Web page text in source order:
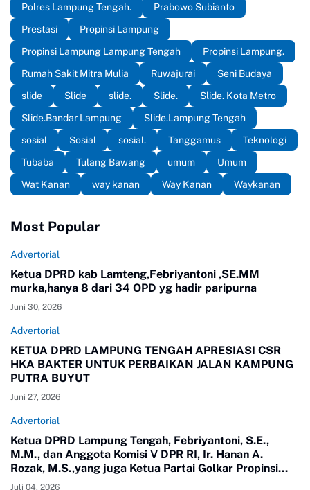
Polres Lampung Tengah.
Prabowo Subianto
Prestasi
Propinsi Lampung
Propinsi Lampung Lampung Tengah
Propinsi Lampung.
Rumah Sakit Mitra Mulia
Ruwajurai
Seni Budaya
slide
Slide slide. Slide.
Slide. Kota Metro
Slide.Bandar Lampung
Slide.Lampung Tengah
sosial
Sosial sosial. Tanggamus
Teknologi
Tubaba
Tulang Bawang umum
Umum
Wat Kanan
way kanan Way Kanan Waykanan
Most Popular
Advertorial
Ketua DPRD kab Lamteng,Febriyantoni ,SE.MM
murka,hanya 8 dari 34 OPD yg hadir paripurna
Juni 30, 2026
Advertorial
KETUA DPRD LAMPUNG TENGAH APRESIASI CSR
HKA BAKTER UNTUK PERBAIKAN JALAN KAMPUNG
PUTRA BUYUT
Juni 27, 2026
Advertorial
Ketua DPRD Lampung Tengah, Febriyantoni, S.E.,
M.M., dan Anggota Komisi V DPR RI, Ir. Hanan A.
Rozak, M.S.,yang juga Ketua Partai Golkar Propinsi
Lampung meninjau langsung jalan di Kampung Putra
Juli 04, 2026